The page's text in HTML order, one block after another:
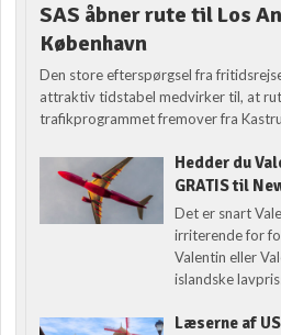
SAS åbner rute til Los
København
Den store efterspørgsel fra
attraktiv tidstabel medvirker til, at
trafikprogrammet fremover fra
Hedder du
GRATIS til
Det er snart
irriterende for
Valentin eller
islandske
Læserne af